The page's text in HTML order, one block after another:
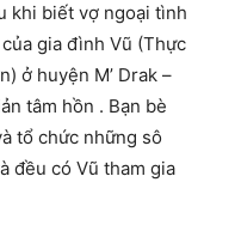
khi biết vợ ngoại tình
gia đình Vũ (Thực
ở huyện M’ Drak –
tâm hồn . Bạn bè
tổ chức những sô
đều có Vũ tham gia